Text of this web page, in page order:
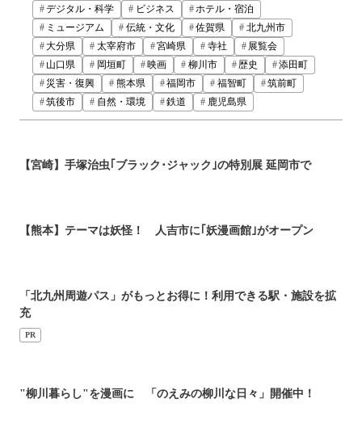
デジタル・科学
ビジネス
ホテル・宿泊
ミュージアム
伝統・文化 佐賀県
北九州市
大分県
太宰府市 宮崎県 寺社
展覧会
山口県
岡垣町 映画 柳川市 歴史
添田町
災害・復興
熊本県 福岡市 福智町
筑前町
筑後市
自然・環境 鉄道 鹿児島県
【宮崎】手塚治虫｢ブラック･ジャック｣の特別展 延岡市で
【熊本】テーマは妖怪！ 人吉市に｢妖漫画館｣がオープン
「北九州周遊パス」がもっとお得に！利用できる駅・施設を拡
充
PR
"柳川暮らし"を漫画に 「のえみの柳川な日々」開催中！